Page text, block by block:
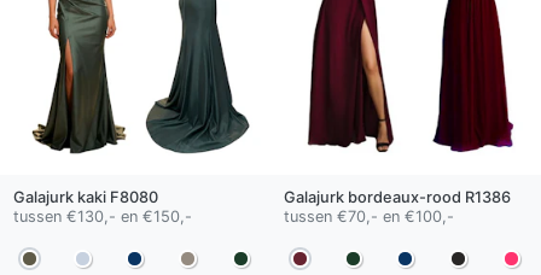
Galajurk kakiF8080
tussen €130,- en €150,-
Galajurk bordeaux-rood R1386
tussen €70,- en €100,-